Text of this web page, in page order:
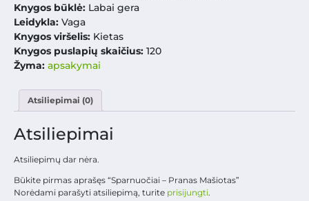
Knygos būklė: Labai gera
Leidykla: Vaga
Knygos viršelis: Kietas
Knygos puslapių skaičius: 120
Žyma: apsakymai
Atsiliepimai (0)
Atsiliepimai
Atsiliepimų dar nėra.
Būkite pirmas aprašęs “Sparnuočiai – Pranas Mašiotas”
Norėdami parašyti atsiliepimą, turite prisijungti.